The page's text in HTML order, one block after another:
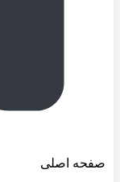
صفحه اصلی